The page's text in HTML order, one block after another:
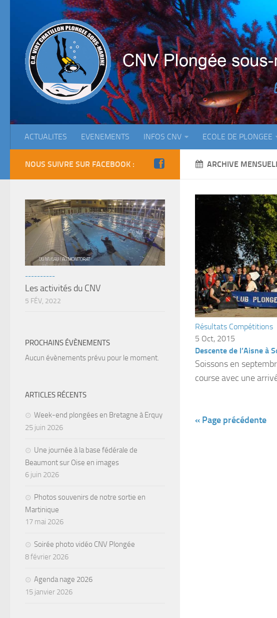
ACTUALITES EVENEMENTS INFOS CNV ECOLE DE PLONGEE
ARCHIVE
Résultats Compétitions
5 Oct, 2015
Descente de l’Aisne à
Soissons en
course avec une
« Page précédente
NOUS SUIVRE SUR FACEBOOK :
----------
Les activités du CNV
5 FÉV, 2022
PROCHAINS ÉVÈNEMENTS
Aucun évènements prévu pour le moment.
ARTICLES RÉCENTS
Week-end plongées en Bretagne à Erquy
25 juin 2026
Une journée à la base fédérale de
Beaumont sur Oise en images
6 juin 2026
Photos souvenirs de notre sortie en
Martinique
17 mai 2026
Soirée photo vidéo CNV Plongée
8 février 2026
Agenda nage 2026
15 janvier 2026